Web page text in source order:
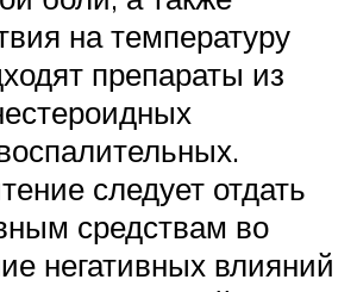
на температуру
препараты из
следует отдать
средствам во
негативных влияний